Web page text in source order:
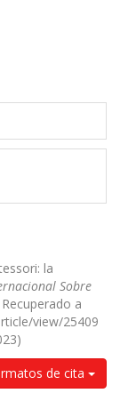
la
Sobre
a
view/25409
de cita